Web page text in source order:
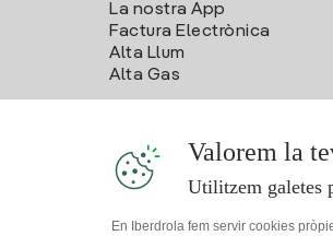
La nostra App
Factura Electrònica
Alta Llum
Alta Gas
Valorem la
Utilitzem galetes
En Iberdrola fem servir cookies